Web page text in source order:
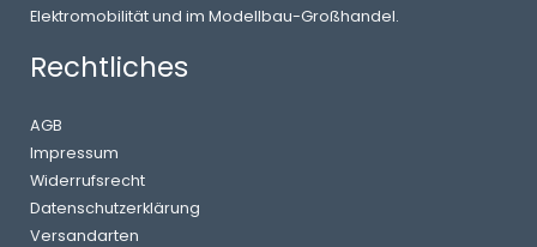
Elektromobilität und im Modellbau-Großhandel.
Rechtliches
AGB
Impressum
Widerrufsrecht
Datenschutzerklärung
Versandarten